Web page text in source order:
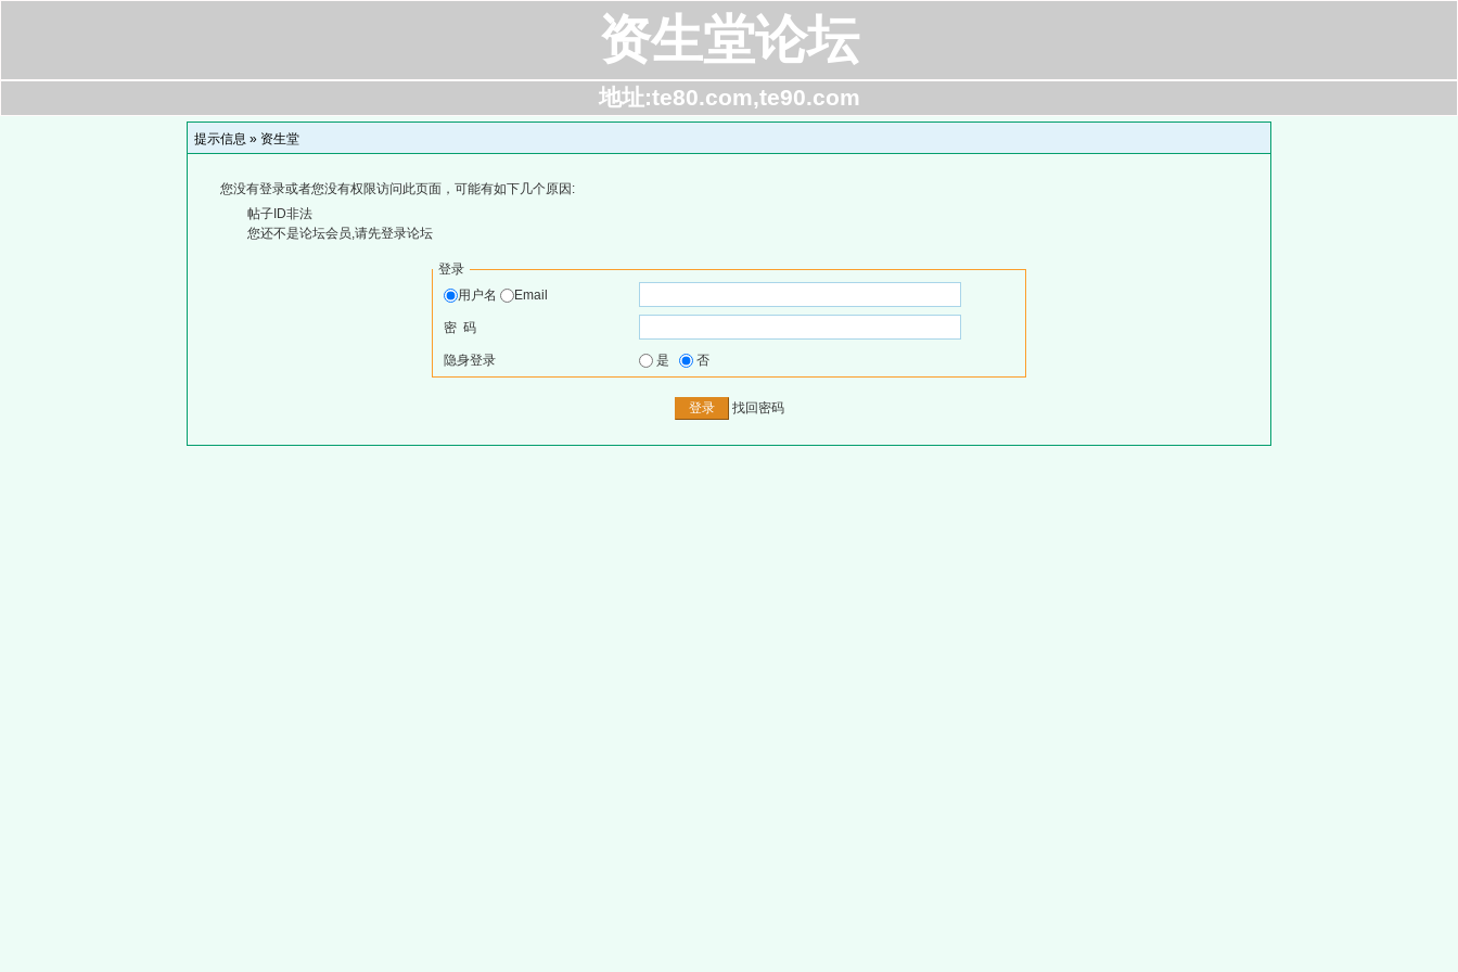
资生堂论坛
地址:te80.com,te90.com
提示信息 » 资生堂
您没有登录或者您没有权限访问此页面，可能有如下几个原因:
帖子ID非法
您还不是论坛会员,请先登录论坛
登录
用户名
Email
密 码
隐身登录 是 否
找回密码